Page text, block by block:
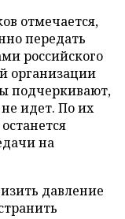
отмечается,
передать
российского
организации
подчеркивают,
идет. По их
на
давление